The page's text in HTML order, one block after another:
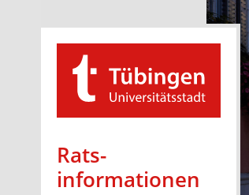
Rats­
informationen